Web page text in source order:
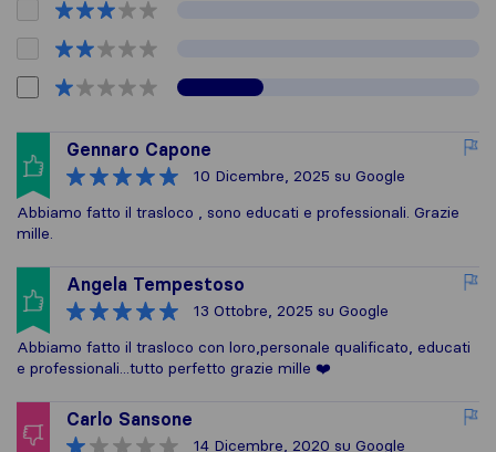
Gennaro Capone
10 Dicembre, 2025 su Google
Abbiamo fatto il trasloco , sono educati e professionali. Grazie
mille.
Angela Tempestoso
13 Ottobre, 2025 su Google
Abbiamo fatto il trasloco con loro,personale qualificato, educati
e professionali...tutto perfetto grazie mille ❤️
Carlo Sansone
14 Dicembre, 2020 su Google